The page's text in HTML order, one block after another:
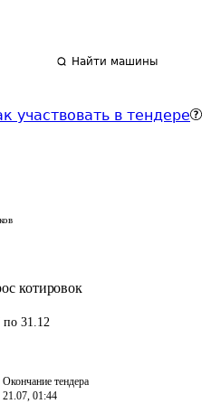
Найти машины
участвовать в тендере
котировок
по 31.12
Окончание тендера
21.07, 01:44